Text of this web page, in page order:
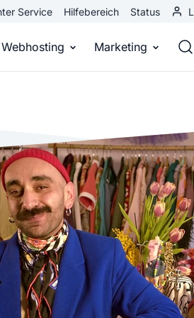
Service Hilfebereich Status
überall
Baukasten
ohne Programmierkenntnisse
erstellen
noch heute online
Webhosting
Rankingcoach
Schnell und einfach an die
Premium Services
Individuelle technische
Marketing
Sofort
Deine